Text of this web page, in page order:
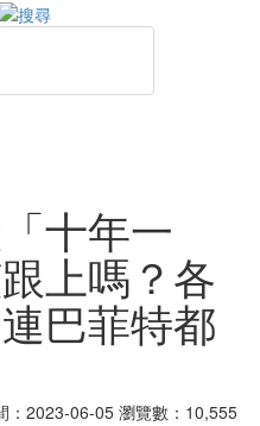
十年一
上嗎？各
巴菲特都
：2023-06-05 瀏覽數：10,555